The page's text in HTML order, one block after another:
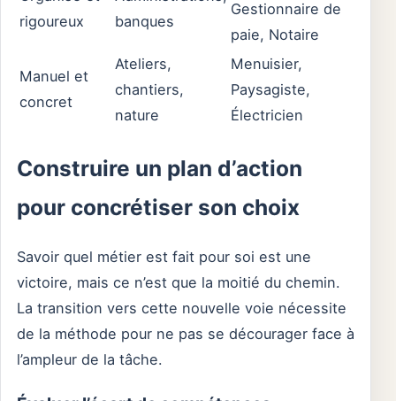
rigoureux
banques
Gestionnaire de
paie, Notaire
Manuel et
concret
Ateliers,
chantiers,
nature
Menuisier,
Paysagiste,
Électricien
Construire un plan d’action
pour concrétiser son choix
Savoir quel métier est fait pour soi est une
victoire, mais ce n’est que la moitié du chemin.
La transition vers cette nouvelle voie nécessite
de la méthode pour ne pas se décourager face à
l’ampleur de la tâche.